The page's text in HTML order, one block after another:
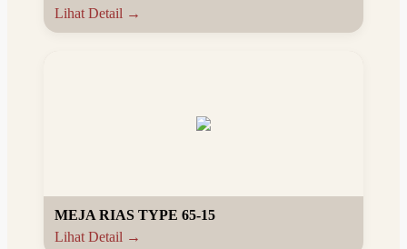
Lihat Detail →
MEJA RIAS TYPE 65-15
Lihat Detail →